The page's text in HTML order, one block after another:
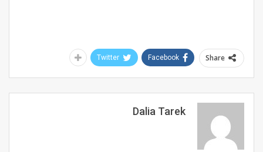
Share
Facebook
Twitter
Dalia Tarek